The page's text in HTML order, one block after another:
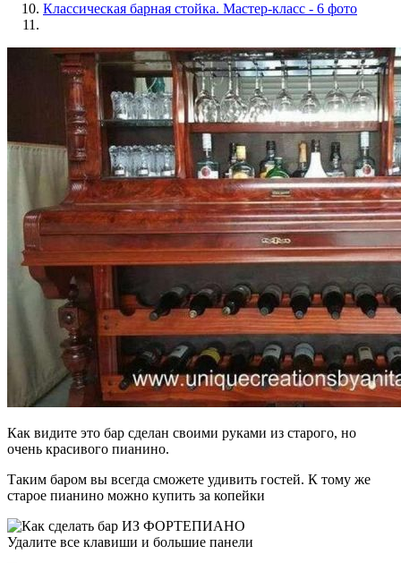
Классическая барная стойка. Мастер-класс - 6 фото
Как видите это бар сделан своими руками из старого, но
очень красивого пианино.
Таким баром вы всегда сможете удивить гостей. К тому же
старое пианино можно купить за копейки
Удалите все клавиши и большие панели